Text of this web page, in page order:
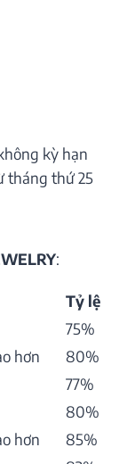
kỳ hạn
tháng thứ 25
:
Tỷ lệ
75%
hơn
80%
77%
80%
hơn
85%